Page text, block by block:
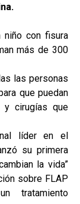
niño con fisura
más de 300
las personas
que puedan
y cirugías que
líder en el
su primera
la vida”
sobre FLAP
tratamiento